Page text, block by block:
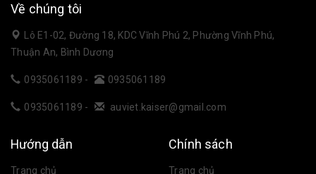
Về chúng tôi
Lô E1-02, Đường 18, KDC Vĩnh Phú 2, Phường Vĩnh Phú,
Thuận An, Bình Dương
0935061189 - 0935061189
0935061189 - auviet.kaiser@gmail.com
Hướng dẫn
Trang chủ
Chính sách
Trang chủ